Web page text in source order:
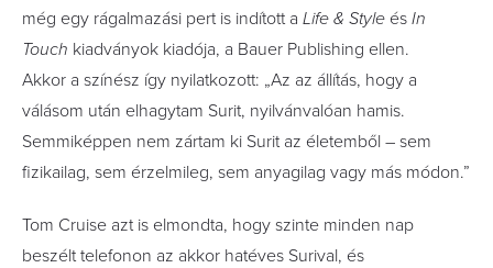
még egy rágalmazási pert is indított a Life & Style és In
Touch kiadványok kiadója, a Bauer Publishing ellen.
Akkor a színész így nyilatkozott: „Az az állítás, hogy a
válásom után elhagytam Surit, nyilvánvalóan hamis.
Semmiképpen nem zártam ki Surit az életemből – sem
fizikailag, sem érzelmileg, sem anyagilag vagy más módon.”
Tom Cruise azt is elmondta, hogy szinte minden nap
beszélt telefonon az akkor hatéves Surival, és